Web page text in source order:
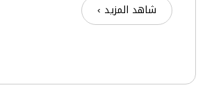
شاهد المزيد ›